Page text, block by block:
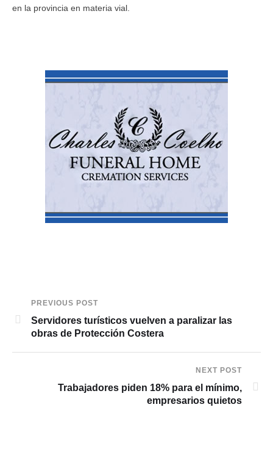
en la provincia en materia vial.
PREVIOUS POST
Servidores turísticos vuelven a paralizar las
obras de Protección Costera
NEXT POST
Trabajadores piden 18% para el mínimo,
empresarios quietos